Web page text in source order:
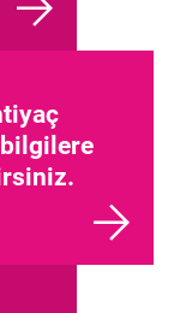
bilgilere